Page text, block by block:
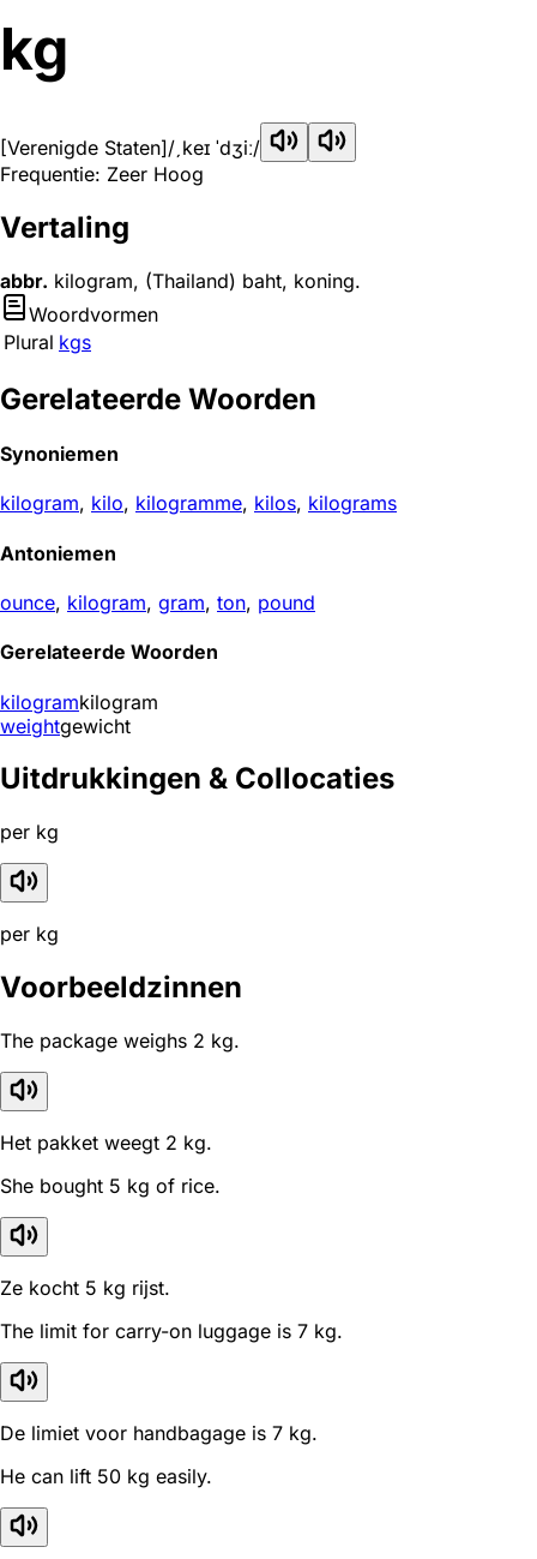
kg
[Verenigde Staten]/ˏkeɪ ˈdʒiː/
Frequentie: Zeer Hoog
Vertaling
abbr. kilogram, (Thailand) baht, koning.
Woordvormen
Plural kgs
Gerelateerde Woorden
Synoniemen
kilogram, kilo, kilogramme, kilos, kilograms
Antoniemen
ounce, kilogram, gram, ton, pound
Gerelateerde Woorden
kilogramkilogram
weightgewicht
Uitdrukkingen & Collocaties
per kg
per kg
Voorbeeldzinnen
The package weighs 2 kg.
Het pakket weegt 2 kg.
She bought 5 kg of rice.
Ze kocht 5 kg rijst.
The limit for carry-on luggage is 7 kg.
De limiet voor handbagage is 7 kg.
He can lift 50 kg easily.